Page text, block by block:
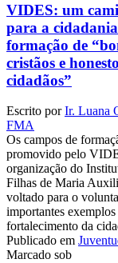
VIDES: um
para a
formação de
cristãos e
cidadãos”
Escrito porIr. Luana
FMA
Os campos de
promovido pelo
organização do
Filhas de Maria
voltado para o
importantes
fortalecimento da
Publicado em
Marcado sob